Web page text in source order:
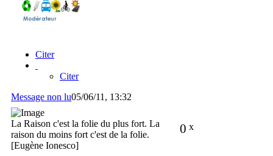
Citer
Citer
Message non lu05/06/11, 13:32
0 x
La Raison c'est la folie du plus fort. La
raison du moins fort c'est de la folie.
[Eugène Ionesco]